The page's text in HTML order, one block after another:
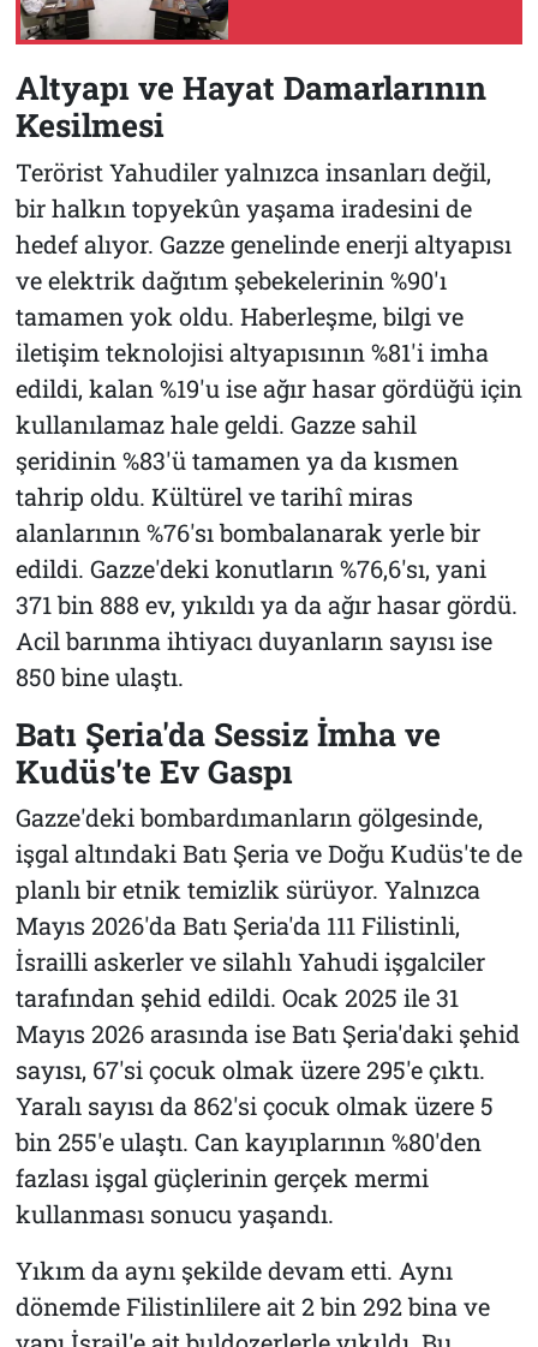
Altyapı ve Hayat Damarlarının
Kesilmesi
Terörist Yahudiler yalnızca insanları değil,
bir halkın topyekûn yaşama iradesini de
hedef alıyor. Gazze genelinde enerji altyapısı
ve elektrik dağıtım şebekelerinin %90'ı
tamamen yok oldu. Haberleşme, bilgi ve
iletişim teknolojisi altyapısının %81'i imha
edildi, kalan %19'u ise ağır hasar gördüğü için
kullanılamaz hale geldi. Gazze sahil
şeridinin %83'ü tamamen ya da kısmen
tahrip oldu. Kültürel ve tarihî miras
alanlarının %76'sı bombalanarak yerle bir
edildi. Gazze'deki konutların %76,6'sı, yani
371 bin 888 ev, yıkıldı ya da ağır hasar gördü.
Acil barınma ihtiyacı duyanların sayısı ise
850 bine ulaştı.
Batı Şeria'da Sessiz İmha ve
Kudüs'te Ev Gaspı
Gazze'deki bombardımanların gölgesinde,
işgal altındaki Batı Şeria ve Doğu Kudüs'te de
planlı bir etnik temizlik sürüyor. Yalnızca
Mayıs 2026'da Batı Şeria'da 111 Filistinli,
İsrailli askerler ve silahlı Yahudi işgalciler
tarafından şehid edildi. Ocak 2025 ile 31
Mayıs 2026 arasında ise Batı Şeria'daki şehid
sayısı, 67'si çocuk olmak üzere 295'e çıktı.
Yaralı sayısı da 862'si çocuk olmak üzere 5
bin 255'e ulaştı. Can kayıplarının %80'den
fazlası işgal güçlerinin gerçek mermi
kullanması sonucu yaşandı.
Yıkım da aynı şekilde devam etti. Aynı
dönemde Filistinlilere ait 2 bin 292 bina ve